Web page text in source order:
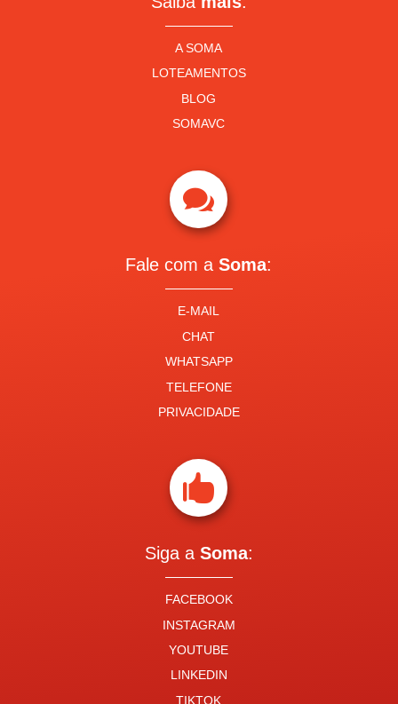
A SOMA
LOTEAMENTOS
BLOG
SOMAVC

Fale com aSoma:
E-MAIL
CHAT
WHATSAPP
TELEFONE
PRIVACIDADE

Siga a Soma:
FACEBOOK
INSTAGRAM
YOUTUBE
LINKEDIN
TIKTOK